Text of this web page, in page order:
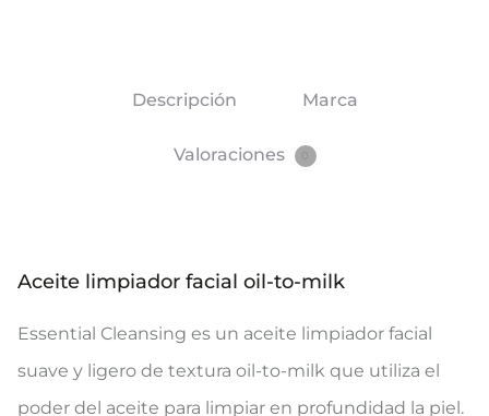
Descripción Marca
Valoraciones
Aceite limpiador facial oil-to-milk
Essential Cleansing es un aceite limpiador facial
suave y ligero de textura oil-to-milk que utiliza el
poder del aceite para limpiar en profundidad la piel.